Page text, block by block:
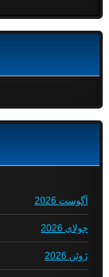
آگوست 2026
جولای 2026
ژوئن 2026